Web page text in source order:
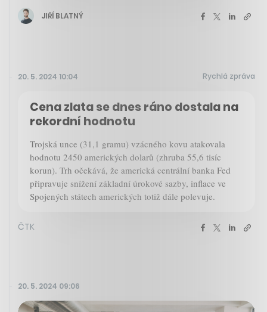
JIŘÍ BLATNÝ
20. 5. 2024 10:04 Rychlá zpráva
Cena zlata se dnes ráno dostala na
rekordní hodnotu
Trojská unce (31,1 gramu) vzácného kovu atakovala
hodnotu 2450 amerických dolarů (zhruba 55,6 tisíc
korun). Trh očekává, že americká centrální banka Fed
připravuje snížení základní úrokové sazby, inflace ve
Spojených státech amerických totiž dále polevuje.
ČTK
20. 5. 2024 09:06